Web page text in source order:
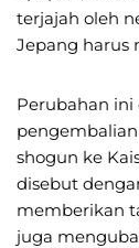
terjajah oleh
Jepang harus
Perubahan
shogun ke
disebut
memberikan
juga